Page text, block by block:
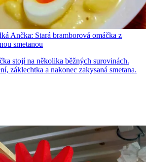
Ančka: Stará bramborová omáčka z
smetanou
stojí na několika běžných surovinách.
záklechtka a nakonec zakysaná smetana.